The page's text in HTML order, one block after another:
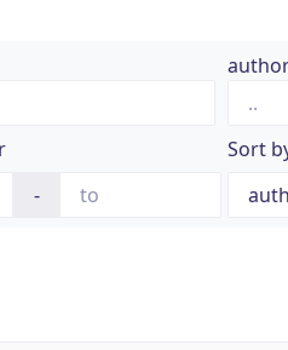
-
Sort